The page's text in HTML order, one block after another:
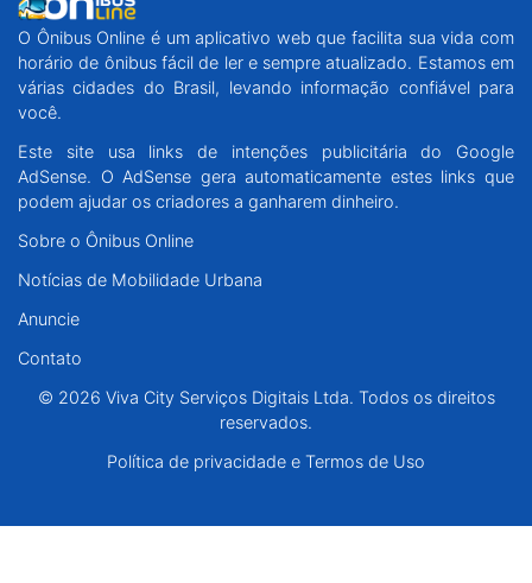
Paraná
Santa Catarina
Centro-Oeste
Norte
O Ônibus Online é um aplicativo web que facilita sua vida com
horário de ônibus fácil de ler e sempre atualizado. Estamos em
várias cidades do Brasil, levando informação confiável para
você.
Este site usa links de intenções publicitária do Google
AdSense. O AdSense gera automaticamente estes links que
podem ajudar os criadores a ganharem dinheiro.
Sobre o Ônibus Online
Notícias de Mobilidade Urbana
Anuncie
Contato
© 2026 Viva City Serviços Digitais Ltda. Todos os direitos
reservados.
Política de privacidade e Termos de Uso